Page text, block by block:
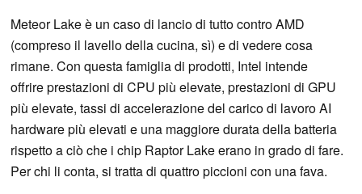
Meteor Lake è un caso di lancio di tutto contro AMD
(compreso il lavello della cucina, sì) e di vedere cosa
rimane. Con questa famiglia di prodotti, Intel intende
offrire prestazioni di CPU più elevate, prestazioni di GPU
più elevate, tassi di accelerazione del carico di lavoro AI
hardware più elevati e una maggiore durata della batteria
rispetto a ciò che i chip Raptor Lake erano in grado di fare.
Per chi li conta, si tratta di quattro piccioni con una fava.